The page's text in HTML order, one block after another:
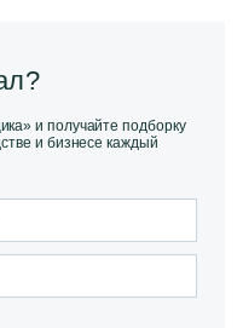
и получайте подборку
и бизнесе каждый